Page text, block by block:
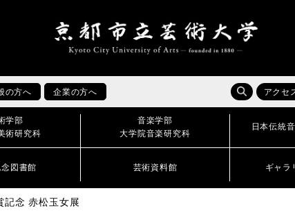
の方へ 企業の方へ アクセ
学部
術研究科
音楽学部
大学院音楽研究科
日本伝統
図書館 芸術資料館 ギャラ
記念 赤松玉女展